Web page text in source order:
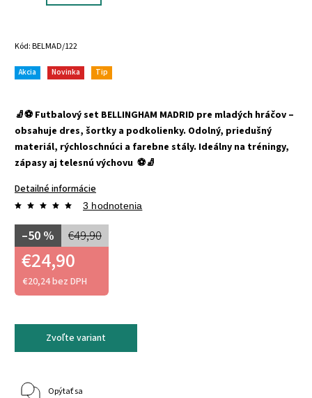
Kód:BELMAD/122
Akcia Novinka Tip
🧦⚽ Futbalový set BELLINGHAM MADRID pre mladých hráčov –
obsahuje dres, šortky a podkolienky. Odolný, priedušný
materiál, rýchloschnúci a farebne stály. Ideálny na tréningy,
zápasy aj telesnú výchovu ⚽🧦
Detailné informácie
3 hodnotenia
€49,90
–50 %
€24,90
€20,24 bez DPH
Zvoľte variant
Opýtať sa